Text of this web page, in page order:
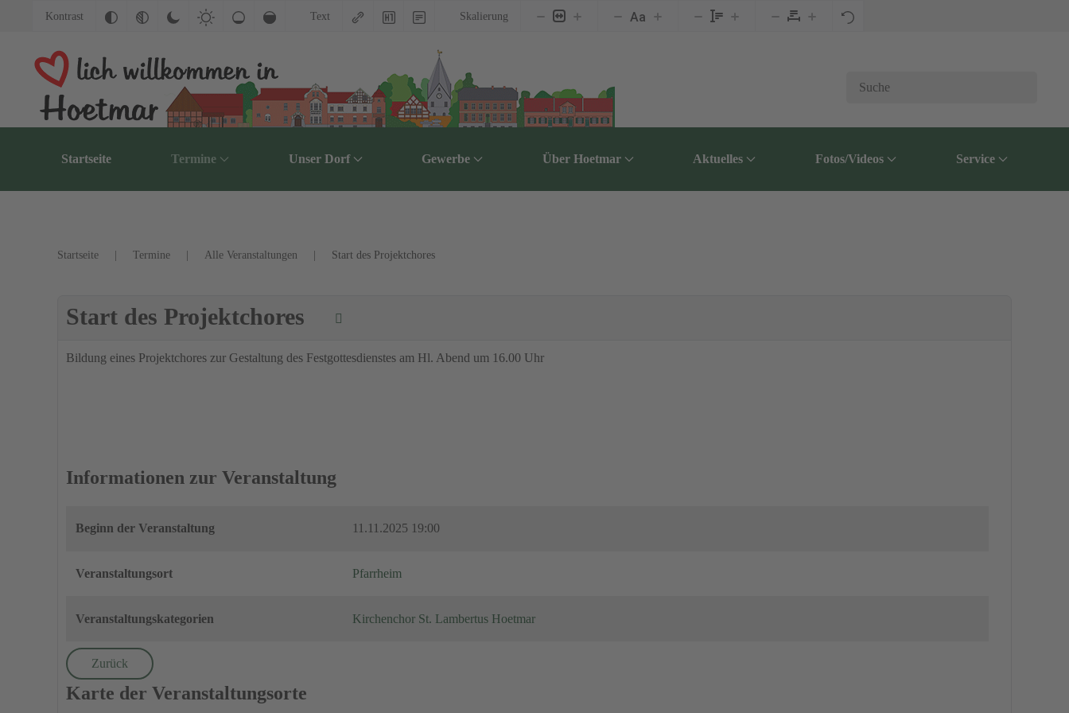
Kontrast Text Skalierung Aa
Startseite Termine Unser Dorf Gewerbe Über Hoetmar Aktuelles Fotos/Videos Service
Startseite Termine Alle Veranstaltungen Start des Projektchores
Start des Projektchores
Bildung eines Projektchores zur Gestaltung des Festgottesdienstes am Hl. Abend um 16.00 Uhr
Informationen zur Veranstaltung
Beginn der Veranstaltung 11.11.2025 19:00
Veranstaltungsort Pfarrheim
Veranstaltungskategorien Kirchenchor St. Lambertus Hoetmar
Zurück
Karte der Veranstaltungsorte